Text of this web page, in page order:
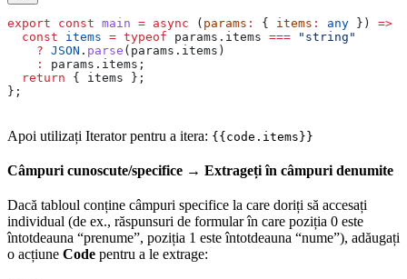
export const main = async ( params : { items : any }) =>
  const
items = typeof params . items === "string"
    ?
JSON . parse ( params . items )
    :
params . items ;
  return
{ items };
};
Apoi utilizați Iterator pentru a itera: {{code.items}}
Câmpuri cunoscute/specifice → Extrageți în câmpuri denumite
Dacă tabloul conține câmpuri specifice la care doriți să accesați
individual (de ex., răspunsuri de formular în care poziția 0 este
întotdeauna “prenume”, poziția 1 este întotdeauna “nume”), adăugați
o acțiune Code pentru a le extrage: